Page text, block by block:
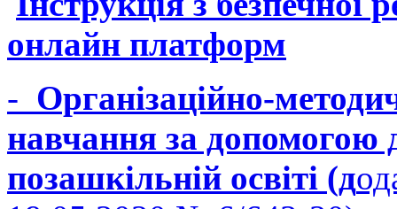
онлайн платформ
- Організаційно-
навчання за допомогою
позашкільній освіті (д